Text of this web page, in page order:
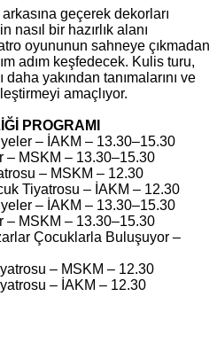
geçerek dekorları
nasıl bir hazırlık alanı
oyununun sahneye çıkmadan
adım keşfedecek. Kulis turu,
yakından tanımalarını ve
amaçlıyor.
PROGRAMI
– İAKM – 13.30–15.30
– MSKM – 13.30–15.30
– MSKM – 12.30
Tiyatrosu – İAKM – 12.30
– İAKM – 13.30–15.30
– MSKM – 13.30–15.30
Çocuklarla Buluşuyor –
– MSKM – 12.30
– İAKM – 12.30